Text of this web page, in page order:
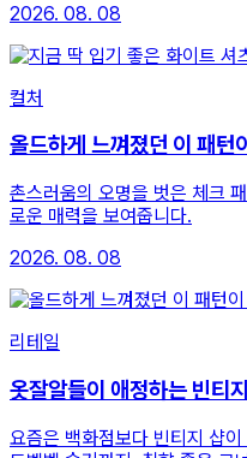
2026. 08. 08
컬처
올드하게 느껴졌던 이 패턴
촌스러움의 오명을 벗은 체크
로운 매력을 보여줍니다.
2026. 08. 08
리테일
옷잘알들이 애정하는 빈티
요즘은 백화점보다 빈티지 샵